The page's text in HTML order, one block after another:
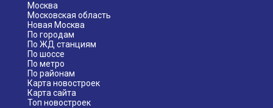
Москва
Московская область
Новая Москва
По городам
По ЖД станциям
По шоссе
По метро
По районам
Карта новостроек
Карта сайта
Топ новостроек